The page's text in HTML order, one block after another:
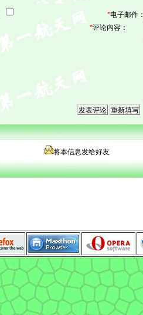
*电子邮件：
*评论内容：
将本信息发给好友